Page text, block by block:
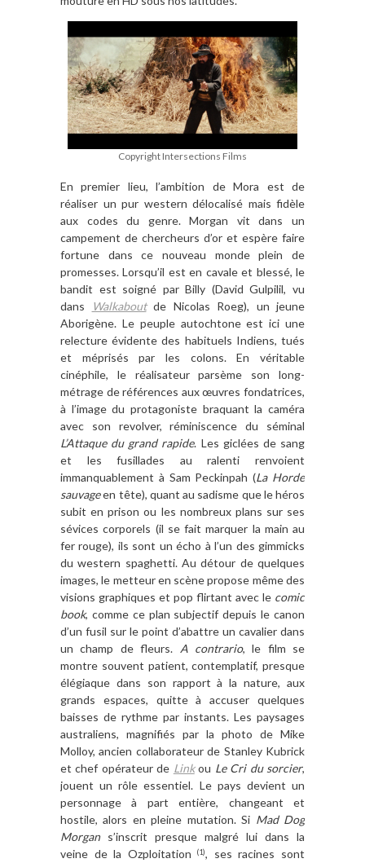
Copyright Intersections Films
En premier lieu, l’ambition de Mora est de
réaliser un pur western délocalisé mais fidèle
aux codes du genre. Morgan vit dans un
campement de chercheurs d’or et espère faire
fortune dans ce nouveau monde plein de
promesses. Lorsqu’il est en cavale et blessé, le
bandit est soigné par Billy (David Gulpilil, vu
dans
Walkaboutde Nicolas Roeg), un jeune
Aborigène. Le peuple autochtone est ici une
relecture évidente des habituels Indiens, tués
et méprisés par les colons. En véritable
cinéphile, le réalisateurparsème son long-
métrage de références aux œuvres fondatrices,
à l’image du protagoniste braquant la caméra
avec son revolver, réminiscence du séminal
L’Attaque du grand rapide. Les giclées de sang
et les fusillades au ralenti renvoient
immanquablement à Sam Peckinpah (La Horde
sauvageen tête), quant au sadisme que le héros
subit en prison ou les nombreux plans sur ses
sévices corporels (il se fait marquer la main au
fer rouge), ils sont un écho à l’un des gimmicks
du western spaghetti. Au détour de quelques
images, le metteur en scène propose même des
visions graphiques et pop flirtant avec le comic
book, comme ce plan subjectif depuis le canon
d’un fusil sur le point d’abattre un cavalier dans
un champ de fleurs. A contrario, le film se
montre souvent patient, contemplatif, presque
élégiaque dans son rapportàla nature, aux
grands espaces, quitteàaccuser quelques
baisses de rythme par instants. Les paysages
australiens, magnifiés par la photo de Mike
Molloy, ancien collaborateur de Stanley Kubrick
et chef opérateur de Linkou Le Cri du sorcier,
jouent un rôle essentiel. Le pays devient un
personnageà part entière, changeant et
hostile, alors enpleine mutation. Si Mad Dog
Morgans’inscrit presque malgré lui dans la
veine de la Ozploitation(1), ses racines sont